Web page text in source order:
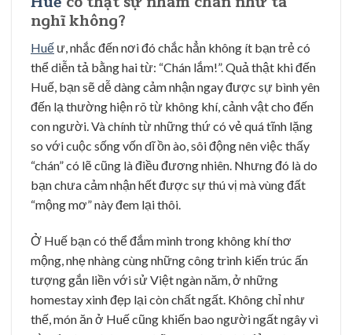
nghĩ không?
Huế ư, nhắc đến nơi đó chắc hẳn không ít bạn trẻ có
thể diễn tả bằng hai từ: “Chán lắm!”. Quả thật khi đến
Huế, bạn sẽ dễ dàng cảm nhận ngay được sự bình yên
đến lạ thường hiện rõ từ không khí, cảnh vật cho đến
con người. Và chính từ những thứ có vẻ quá tĩnh lặng
so với cuộc sống vốn dĩ ồn ào, sôi động nên việc thấy
“chán” có lẽ cũng là điều đương nhiên. Nhưng đó là do
bạn chưa cảm nhận hết được sự thú vị mà vùng đất
“mộng mơ” này đem lại thôi.
Ở Huế bạn có thể đắm mình trong không khí thơ
mộng, nhẹ nhàng cùng những công trình kiến trúc ấn
tượng gắn liền với sử Việt ngàn năm, ở những
homestay xinh đẹp lại còn chất ngất. Không chỉ như
thế, món ăn ở Huế cũng khiến bao người ngất ngây vì